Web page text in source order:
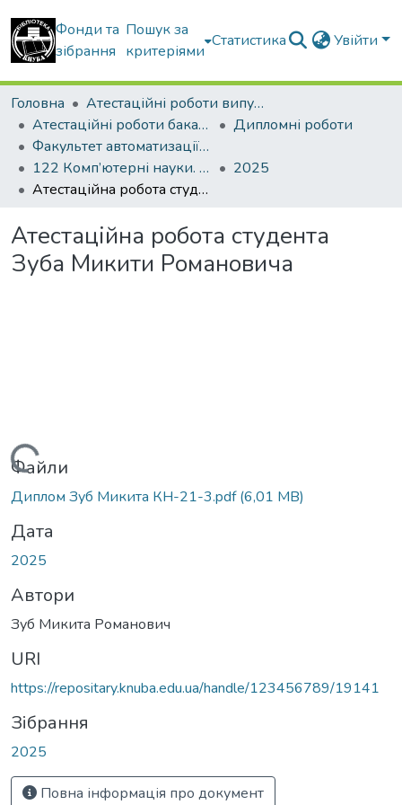
Фонди та
зібрання
Пошук за
критеріями
Статистика Увійти
Головна
Атестаційні роботи випускників
Атестаційні роботи бакалаврів
Дипломні роботи
Факультет автоматизації і інформаційних технологій
122 Комп’ютерні науки. Інформаційні управляючі системи і технології
2025
Атестаційна робота студента Зуба Микити Романовича
Атестаційна робота студента
Зуба Микити Романовича
Вантажиться...
Файли
Диплом Зуб Микита КН-21-3.pdf(6,01 MB)
Дата
2025
Автори
Зуб Микита Романович
URI
https://repositary.knuba.edu.ua/handle/123456789/19141
Зібрання
2025
Повна інформація про документ